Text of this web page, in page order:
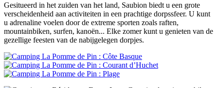
Gesitueerd in het zuiden van het land, Saubion biedt u een grote
verscheidenheid aan activiteiten in een prachtige dorpssfeer. U kunt
u adrenaline voelen door de extreme sporten zoals raften,
mountainbiken, surfen, kanoën... Elke zomer kunt u genieten van de
gezellige feesten van de nabijgelegen dorpjes.